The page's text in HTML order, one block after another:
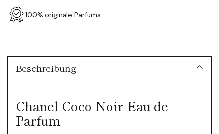
100% originale Parfums
legen
Beschreibung
Chanel Coco Noir Eau de
Parfum